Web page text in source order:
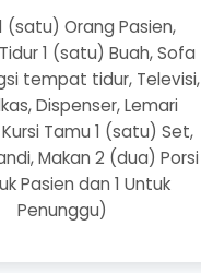
(satu) Orang Pasien,
1 (satu) Buah, Sofa
tempat tidur, Televisi,
Dispenser, Lemari
Tamu 1 (satu) Set,
Makan 2 (dua) Porsi
Pasien dan 1 Untuk
Penunggu)